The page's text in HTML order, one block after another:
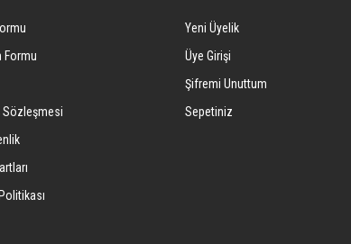
Formu
Sözleşmesi
Yeni Üyelik
Üye Girişi
Şifremi Unuttum
Sepetiniz